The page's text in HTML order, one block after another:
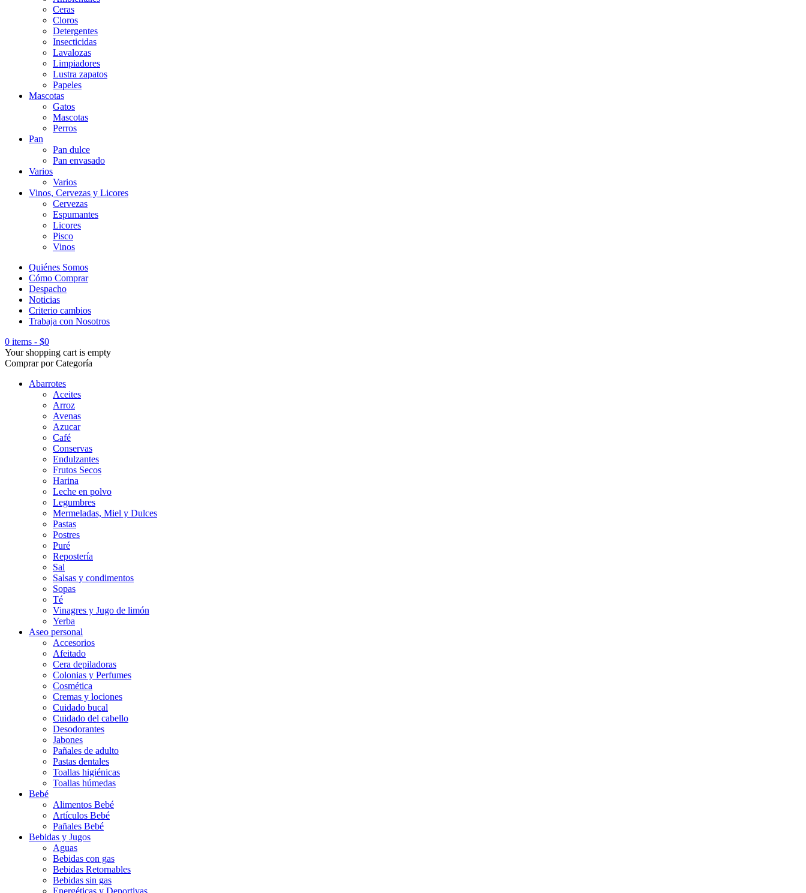
Ceras
Cloros
Detergentes
Insecticidas
Lavalozas
Limpiadores
Lustra zapatos
Papeles
Mascotas
Gatos
Mascotas
Perros
Pan
Pan dulce
Pan envasado
Varios
Varios
Vinos, Cervezas y Licores
Cervezas
Espumantes
Licores
Pisco
Vinos
Quiénes Somos
Cómo Comprar
Despacho
Noticias
Criterio cambios
Trabaja con Nosotros
0 items - $0
Your shopping cart is empty
Comprar por Categoría
Abarrotes
Aceites
Arroz
Avenas
Azucar
Café
Conservas
Endulzantes
Frutos Secos
Harina
Leche en polvo
Legumbres
Mermeladas, Miel y Dulces
Pastas
Postres
Puré
Repostería
Sal
Salsas y condimentos
Sopas
Té
Vinagres y Jugo de limón
Yerba
Aseo personal
Accesorios
Afeitado
Cera depiladoras
Colonias y Perfumes
Cosmética
Cremas y lociones
Cuidado bucal
Cuidado del cabello
Desodorantes
Jabones
Pañales de adulto
Pastas dentales
Toallas higiénicas
Toallas húmedas
Bebé
Alimentos Bebé
Artículos Bebé
Pañales Bebé
Bebidas y Jugos
Aguas
Bebidas con gas
Bebidas Retornables
Bebidas sin gas
Energéticas y Deportivas